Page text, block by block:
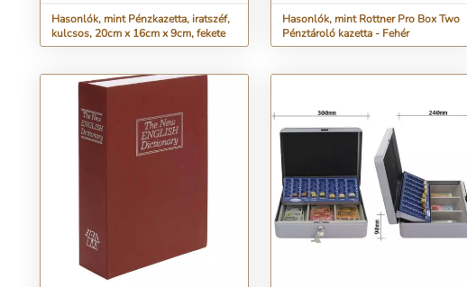
Hasonlók, mint Pénzkazetta, iratszéf,
kulcsos, 20cm x 16cm x 9cm, fekete
Hasonlók, mint Rottner Pro Box Two
Pénztároló kazetta - Fehér